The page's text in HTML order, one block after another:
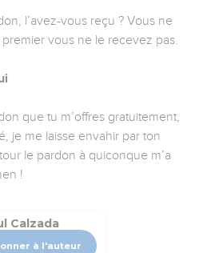
l’avez-vous reçu ? Vous ne
vous ne le recevez pas.
que tu m’offres gratuitement,
je me laisse envahir par ton
le pardon à quiconque m’a
!
Calzada
à l'auteur